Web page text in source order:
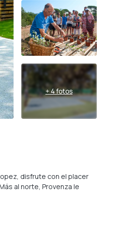
+ 4 fotos
disfrute con el placer
al norte, Provenza le